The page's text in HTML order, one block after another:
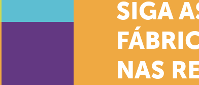
SIGA
NAS